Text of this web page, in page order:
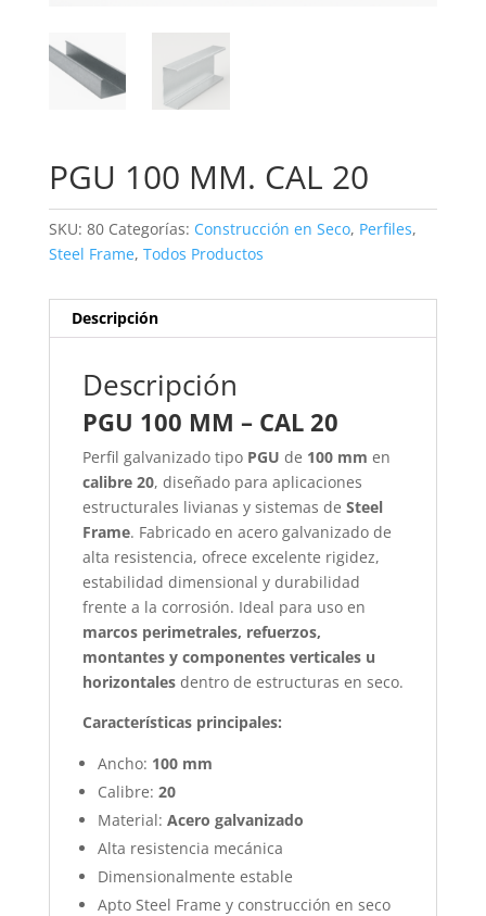
PGU 100 MM. CAL 20
SKU: 80 Categorías: Construcción en Seco, Perfiles,
Steel Frame, Todos Productos
Descripción
Descripción
PGU 100 MM – CAL 20
Perfil galvanizado tipo PGU de 100 mm en
calibre 20, diseñado para aplicaciones
estructurales livianas y sistemas de Steel
Frame. Fabricado en acero galvanizado de
alta resistencia, ofrece excelente rigidez,
estabilidad dimensional y durabilidad
frente a la corrosión. Ideal para uso en
marcos perimetrales, refuerzos,
montantes y componentes verticales u
horizontalesdentro de estructuras en seco.
Características principales:
Ancho: 100 mm
Calibre: 20
Material: Acero galvanizado
Alta resistencia mecánica
Dimensionalmente estable
Apto Steel Frame y construcción en seco